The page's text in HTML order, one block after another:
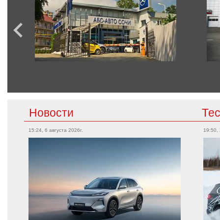
Новости
15:24, 6 августа 2026г. 19:50,